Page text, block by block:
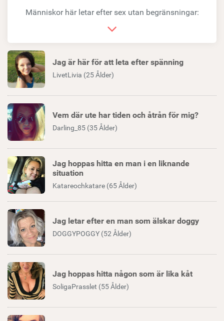
länk
Människor här letar efter sex utan begränsningar:
Jag är här för att leta efter spänning
LivetLivia (25 Ålder)
Vem där ute har tiden och åtrån för mig?
Darling_85 (35 Ålder)
Jag hoppas hitta en man i en liknande
situation
Katareochkatare (65 Ålder)
Jag letar efter en man som älskar doggy
DOGGYPOGGY (52 Ålder)
Jag hoppas hitta någon som är lika kåt
SoligaPrasslet (55 Ålder)